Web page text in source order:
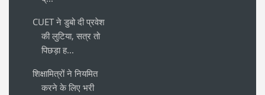
CUET ने डुबो दी प्रवेश
की लुटिया, सत्र तो
पिछड़ा ह...
शिक्षामित्रों ने नियमित
करने के लिए भरी